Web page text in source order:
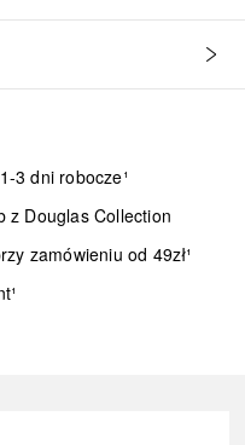
3 dni robocze¹
z Douglas Collection
zamówieniu od 49zł¹